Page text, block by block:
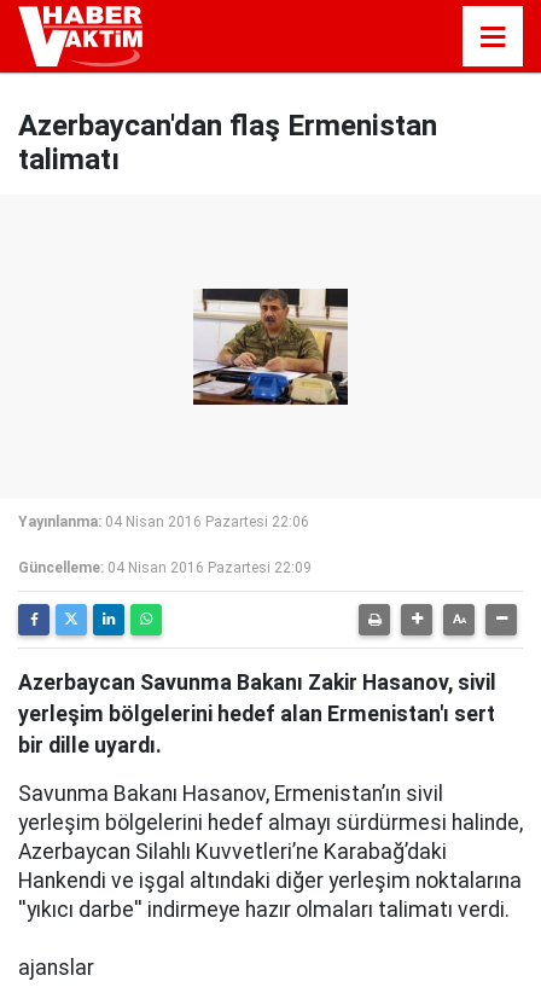
Azerbaycan'dan flaş Ermenistan
talimatı
Yayınlanma: 04 Nisan 2016 Pazartesi 22:06
Güncelleme: 04 Nisan 2016 Pazartesi 22:09
Azerbaycan Savunma Bakanı Zakir Hasanov, sivil
yerleşim bölgelerini hedef alan Ermenistan'ı sert
bir dille uyardı.
Savunma Bakanı Hasanov, Ermenistan’ın sivil
yerleşim bölgelerini hedef almayı sürdürmesi halinde,
Azerbaycan Silahlı Kuvvetleri’ne Karabağ’daki
Hankendi ve işgal altındaki diğer yerleşim noktalarına
''yıkıcı darbe'' indirmeye hazır olmaları talimatı verdi.
ajanslar